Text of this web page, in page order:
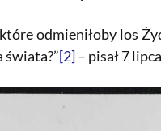
odmieniłoby los
[2]– pisał 7